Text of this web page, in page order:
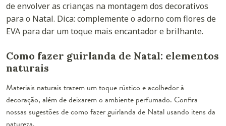
de envolver as crianças na montagem dos decorativos
para o Natal. Dica: complemente o adorno com flores de
EVA para dar um toque mais encantador e brilhante.
Como fazer guirlanda de Natal: elementos
naturais
Materiais naturais trazem um toque rústico e acolhedor à
decoração, além de deixarem o ambiente perfumado. Confira
nossas sugestões de como fazer guirlanda de Natal usando itens da